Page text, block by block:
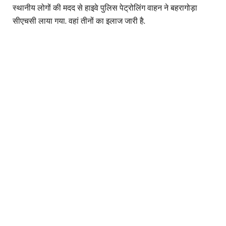
स्थानीय लोगों की मदद से हाइवे पुलिस पेट्रोलिंग वाहन ने बहरागोड़ा
सीएचसी लाया गया. वहां तीनों का इलाज जारी है.